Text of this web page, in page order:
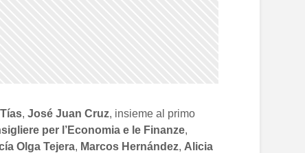
, José Juan Cruz, insieme al primo
per l’Economia e le Finanze,
Olga Tejera, Marcos Hernández, Alicia